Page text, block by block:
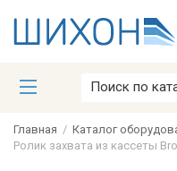
Главная / Каталог
Ролик захвата из кассеты